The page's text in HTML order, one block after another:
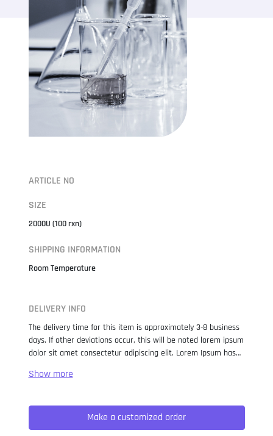
ARTICLE NO
SIZE
2000U (100 rxn)
SHIPPING INFORMATION
Room Temperature
DELIVERY INFO
The delivery time for this item is approximately 3-8 business
days. If other deviations occur, this will be noted lorem ipsum
dolor sit amet consectetur adipiscing elit. Lorem Ipsum has
when an unknown printer took a galley of type and
not only five centuries, but also the leap into electronic
typesetting, remaining essentially unchanged. It was
popularised in the 1960s with the release of Letraset sheets
Make a customized order